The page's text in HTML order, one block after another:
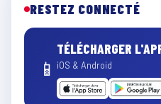
RESTEZ CONNECTÉ
📱
TÉLÉCHARGER
iOS & Android